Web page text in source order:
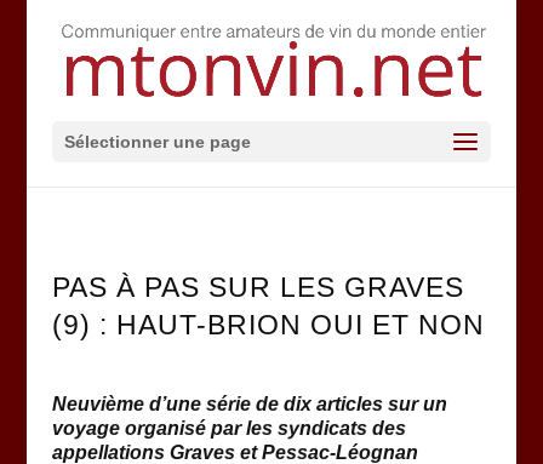
Sélectionner une page
PAS À PAS SUR LES GRAVES
(9) : HAUT-BRION OUI ET NON
Neuvième d’une série de dix articles sur un
voyage organisé par les syndicats des
appellations Graves et Pessac-Léognan